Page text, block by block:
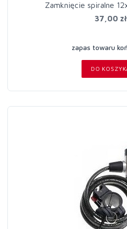
Zamknięcie spiralne
37,00 zł
zapas towaru
DO